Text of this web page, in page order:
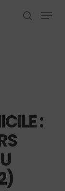
search
Menu
: